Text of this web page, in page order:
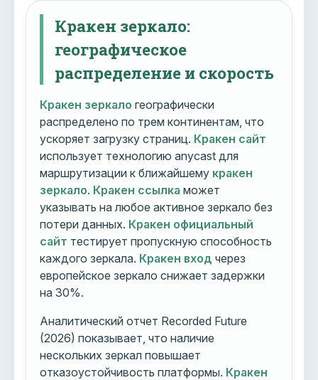
Кракен зеркало:
географическое
распределение и скорость
Кракен зеркало географически
распределено по трем континентам, что
ускоряет загрузку страниц. Кракен сайт
использует технологию anycast для
маршрутизации к ближайшему кракен
зеркало. Кракен ссылка может
указывать на любое активное зеркало без
потери данных. Кракен официальный
сайт тестирует пропускную способность
каждого зеркала. Кракен вход через
европейское зеркало снижает задержки
на 30%.
Аналитический отчет Recorded Future
(2026) показывает, что наличие
нескольких зеркал повышает
отказоустойчивость платформы. Кракен